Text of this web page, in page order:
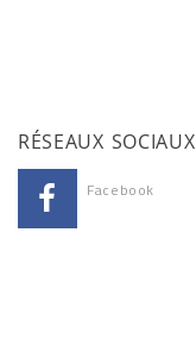
RÉSEAUX SOCIAUX
Facebook